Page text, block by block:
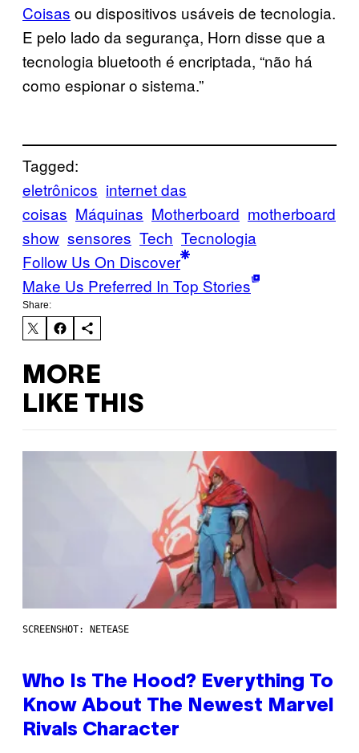
Coisas ou dispositivos usáveis de tecnologia.
E pelo lado da segurança, Horn disse que a
tecnologia bluetooth é encriptada, “não há
como espionar o sistema.”
Tagged:
eletrônicos internet das
coisas Máquinas Motherboard motherboard
show sensores Tech Tecnologia
Follow Us On Discover
Make Us Preferred In Top Stories
Share:
MORE
LIKE THIS
SCREENSHOT: NETEASE
Who Is The Hood? Everything To
Know About The Newest Marvel
Rivals Character